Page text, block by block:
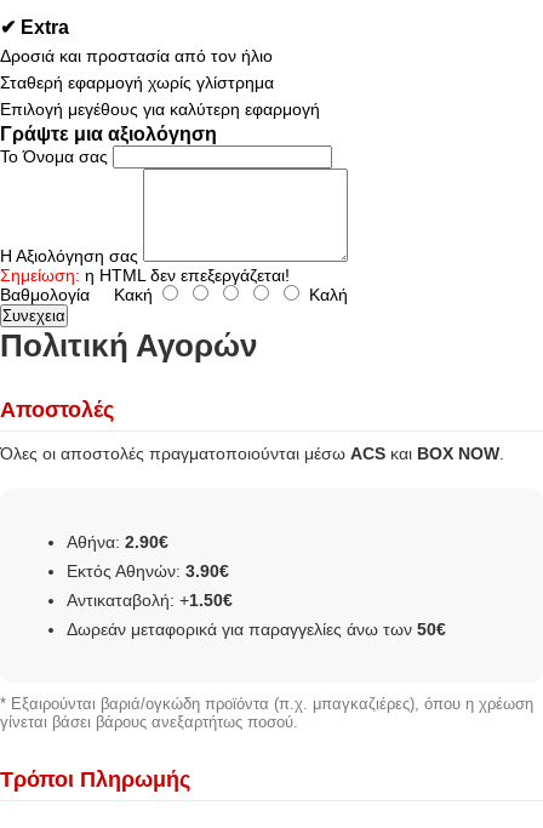
✔ Extra
Δροσιά και προστασία από τον ήλιο
Σταθερή εφαρμογή χωρίς γλίστρημα
Επιλογή μεγέθους για καλύτερη εφαρμογή
Γράψτε μια αξιολόγηση
Το Όνομα σας
Η Αξιολόγηση σας
Σημείωση: η HTML δεν επεξεργάζεται!
Βαθμολογία Κακή Καλή
Συνεχεια
Πολιτική Αγορών
Αποστολές
Όλες οι αποστολές πραγματοποιούνται μέσω ACS και BOX NOW
Αθήνα: 2.90€
Εκτός Αθηνών: 3.90€
Αντικαταβολή: +1.50€
Δωρεάν μεταφορικά για παραγγελίες άνω των 50€
* Εξαιρούνται βαριά/ογκώδη προϊόντα (π.χ. μπαγκαζιέρες), όπου η χρέωση
γίνεται βάσει βάρους ανεξαρτήτως ποσού.
Τρόποι Πληρωμής